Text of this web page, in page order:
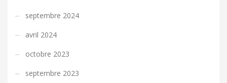
septembre 2024
avril 2024
octobre 2023
septembre 2023